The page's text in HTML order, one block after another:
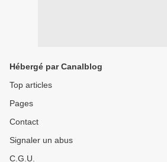
Hébergé par Canalblog
Top articles
Pages
Contact
Signaler un abus
C.G.U.